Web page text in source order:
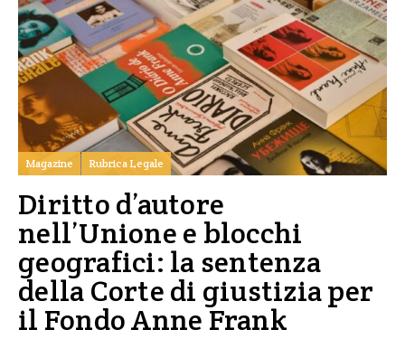
Magazine Rubrica Legale
Diritto d’autore
nell’Unione e blocchi
geografici: la sentenza
della Corte di giustizia per
il Fondo Anne Frank